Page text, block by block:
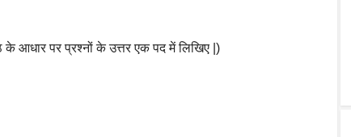
के आधार पर प्रश्नों के उत्तर एक पद में लिखिए |)